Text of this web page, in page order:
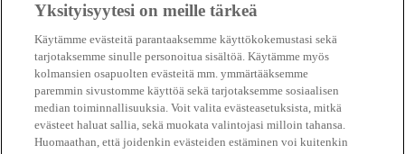
Tutustu avoimiin
työtehtäviimme
a
n
e
w
t
a
b
Yksityisyytesi on meille tärkeä
Käytämme evästeitä parantaaksemme käyttökokemustasi sekä
tarjotaksemme sinulle personoitua sisältöä. Käytämme myös
kolmansien osapuolten evästeitä mm. ymmärtääksemme
paremmin sivustomme käyttöä sekä tarjotaksemme sosiaalisen
median toiminnallisuuksia. Voit valita evästeasetuksista, mitkä
evästeet haluat sallia, sekä muokata valintojasi milloin tahansa.
Huomaathan, että joidenkin evästeiden estäminen voi kuitenkin